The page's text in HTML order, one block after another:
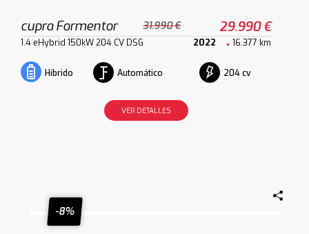
cupra Formentor 31.990 € 29.990 €
1.4 eHybrid 150kW 204 CV DSG 2022 16.377 km
Híbrido Automático 204 cv
VER DETALLES
-8%